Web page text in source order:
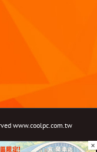
www.coolpc.com.tw
Email: ×